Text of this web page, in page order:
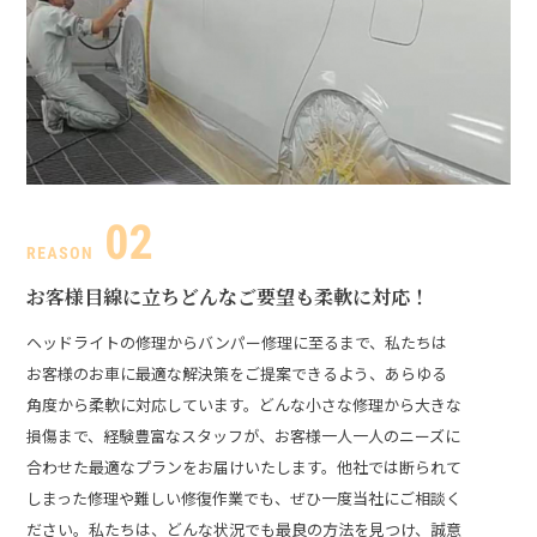
お客様目線に立ち どんなご要望も柔軟に対応！
ヘッドライトの修理からバンパー修理に至るまで、私たちは
お客様のお車に最適な解決策をご提案できるよう、あらゆる
角度から柔軟に対応しています。どんな小さな修理から大きな
損傷まで、経験豊富なスタッフが、お客様一人一人のニーズに
合わせた最適なプランをお届けいたします。他社では断られて
しまった修理や難しい修復作業でも、ぜひ一度当社にご相談く
ださい。私たちは、どんな状況でも最良の方法を見つけ、誠意